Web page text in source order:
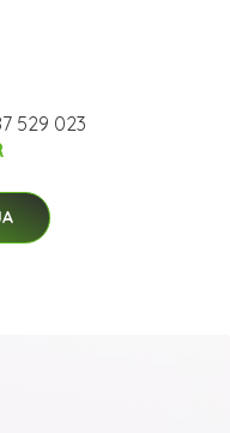
529 023